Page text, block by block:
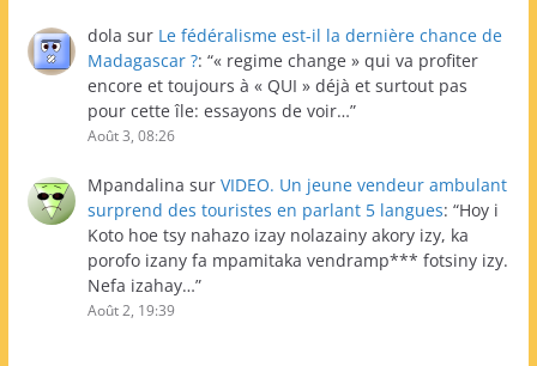
dola sur Le fédéralisme est-il la dernière chance de
Madagascar ?: “« regime change » qui va profiter
encore et toujours à « QUI » déjà et surtout pas
pour cette île: essayons de voir…”
Août 3, 08:26
Mpandalina sur VIDEO. Un jeune vendeur ambulant
surprend des touristes en parlant 5 langues: “Hoy i
Koto hoe tsy nahazo izay nolazainy akory izy, ka
porofo izany fa mpamitaka vendramp*** fotsiny izy.
Nefa izahay…”
Août 2, 19:39